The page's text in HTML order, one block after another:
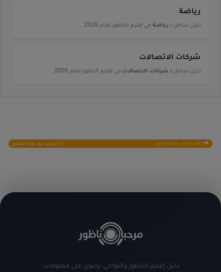
رياضة
دليل شامل لـ رياضة في إقليم الناظور لعام 2026.
شركات الاتصالات
دليل شامل لـ شركات الاتصالات في إقليم الناظور لعام 2026.
إعلان خاص بمرحباناظور المزيد حول هذا الإعلان
دليل إقليم الناظور والنواحي، يحتوي على معلومات